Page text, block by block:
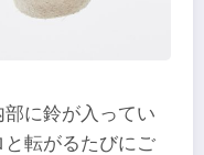
部に鈴が入ってい
転がるたびにご